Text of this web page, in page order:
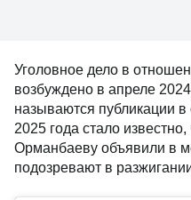
Уголовное дело в
возбуждено в апреле
называются публикации
2025 года стало
Орманбаеву объявили в
подозревают в